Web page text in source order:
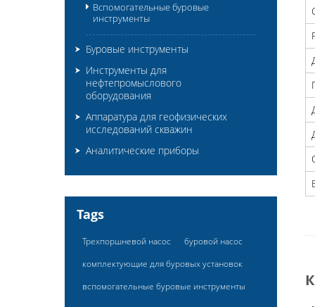
Вспомогательные буровые
инструменты
Буровые инструменты
Инструменты для
нефтепромыслового
оборудования
Аппаратура для геофизических
исследований скважин
Аналитические приборы
Tags
Трехпоршневой насос
буровой насос
комплектующие для буровых установок
вспомогательные буровые инструменты